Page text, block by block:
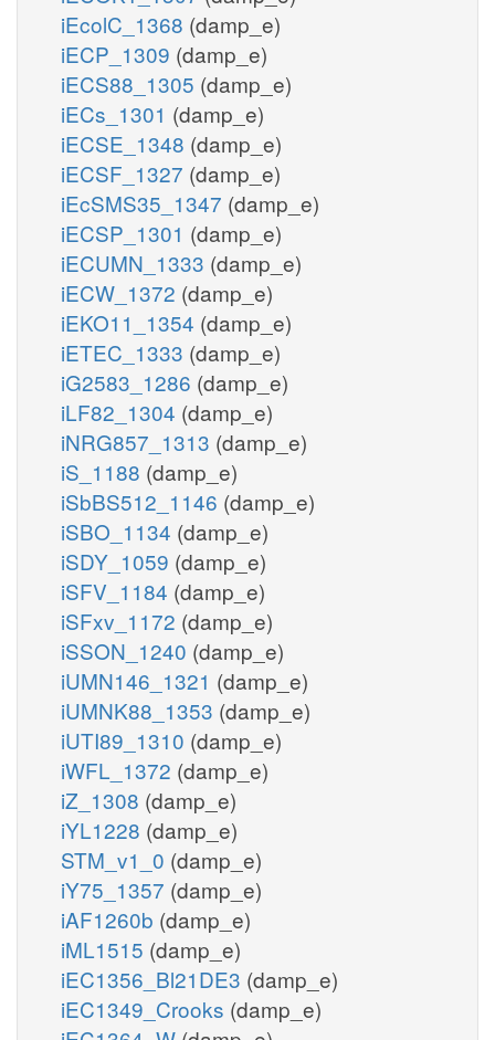
iEcolC_1368 (damp_e)
iECP_1309 (damp_e)
iECS88_1305 (damp_e)
iECs_1301 (damp_e)
iECSE_1348 (damp_e)
iECSF_1327 (damp_e)
iEcSMS35_1347 (damp_e)
iECSP_1301 (damp_e)
iECUMN_1333 (damp_e)
iECW_1372 (damp_e)
iEKO11_1354 (damp_e)
iETEC_1333 (damp_e)
iG2583_1286 (damp_e)
iLF82_1304 (damp_e)
iNRG857_1313 (damp_e)
iS_1188 (damp_e)
iSbBS512_1146 (damp_e)
iSBO_1134 (damp_e)
iSDY_1059 (damp_e)
iSFV_1184 (damp_e)
iSFxv_1172 (damp_e)
iSSON_1240 (damp_e)
iUMN146_1321 (damp_e)
iUMNK88_1353 (damp_e)
iUTI89_1310 (damp_e)
iWFL_1372 (damp_e)
iZ_1308 (damp_e)
iYL1228 (damp_e)
STM_v1_0 (damp_e)
iY75_1357 (damp_e)
iAF1260b (damp_e)
iML1515 (damp_e)
iEC1356_Bl21DE3 (damp_e)
iEC1349_Crooks (damp_e)